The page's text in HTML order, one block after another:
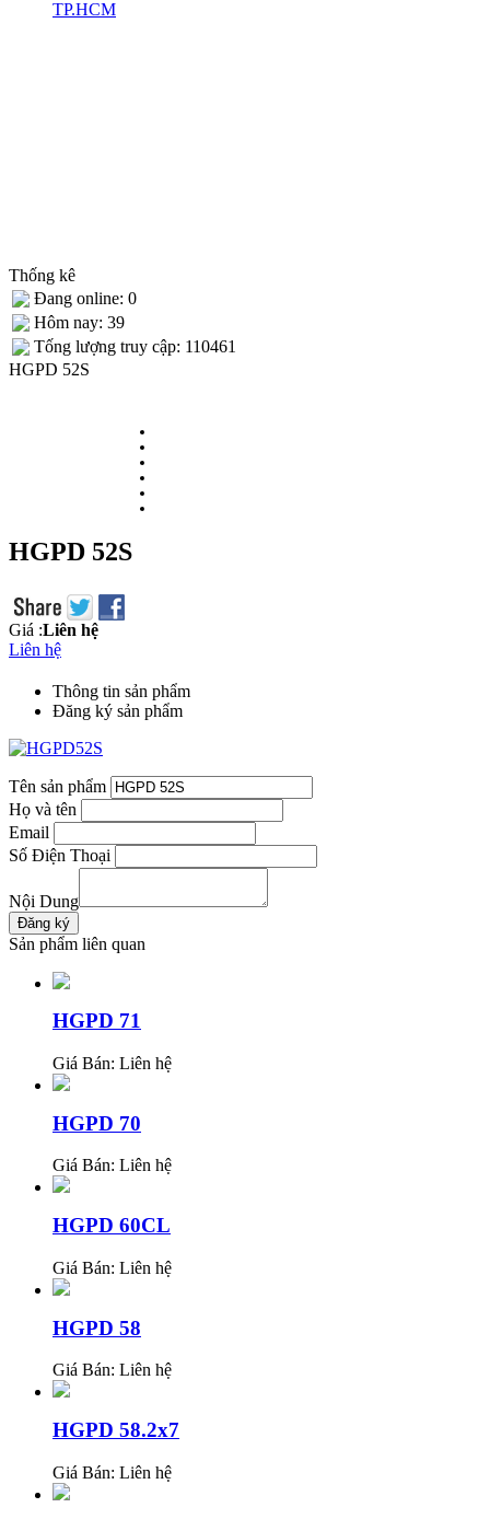
TP.HCM
Thống kê
Đang online: 0
Hôm nay: 39
Tống lượng truy cập: 110461
HGPD 52S
HGPD 52S
Giá :Liên hệ
Liên hệ
Thông tin sản phẩm
Đăng ký sản phẩm
Tên sản phẩm
Họ và tên
Email
Số Điện Thoại
Nội Dung
Sản phẩm liên quan
HGPD 71
Giá Bán: Liên hệ
HGPD 70
Giá Bán: Liên hệ
HGPD 60CL
Giá Bán: Liên hệ
HGPD 58
Giá Bán: Liên hệ
HGPD 58.2x7
Giá Bán: Liên hệ